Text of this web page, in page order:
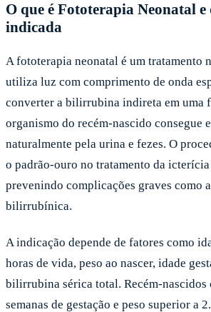
O que é Fototerapia Neonatal e
indicada
A fototerapia neonatal é um tratamento
utiliza luz com comprimento de onda
converter a bilirrubina indireta em uma
organismo do recém-nascido consegue
naturalmente pela urina e fezes. O
o padrão-ouro no tratamento da
prevenindo complicações graves como
bilirrubínica.
A indicação depende de fatores como
horas de vida, peso ao nascer, idade
bilirrubina sérica total. Recém-nascidos
semanas de gestação e peso superior a